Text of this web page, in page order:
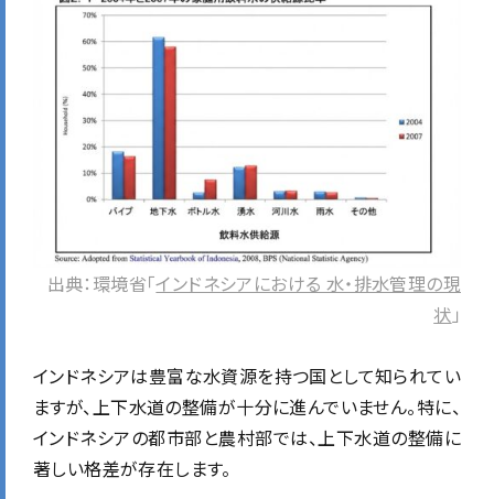
出典：環境省「インドネシアにおける 水・排水管理の現
状 」
インドネシアは豊富な水資源を持つ国として知られてい
ますが、上下水道の整備が十分に進んでいません。特に、
インドネシアの都市部と農村部では、上下水道の整備に
著しい格差が存在します。